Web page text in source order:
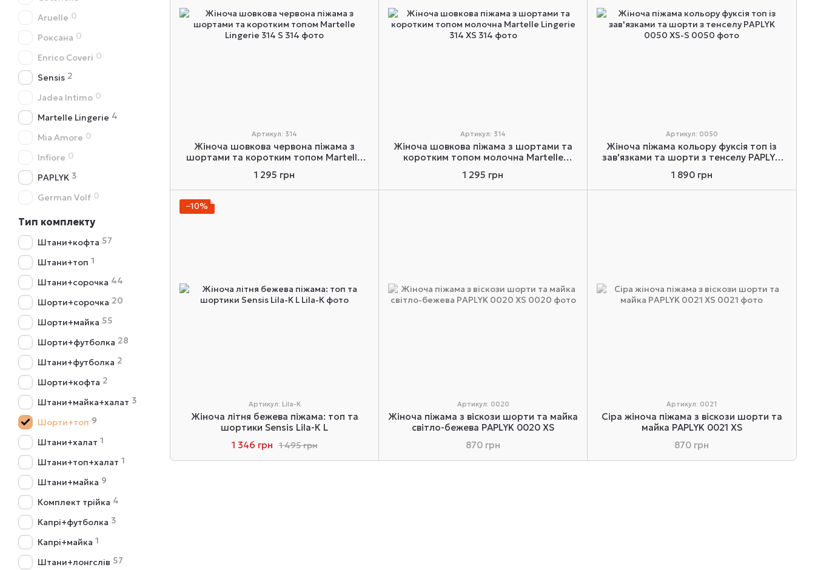
Артикул: 314
Жіноча шовкова червона піжама з
шортами та коротким топом Martelle
1 295 грн
Артикул: 314
Жіноча шовкова піжама з шортами та
коротким топом молочна Martelle
1 295 грн
Артикул: 0050
Жіноча піжама кольору фуксія топ із
зав'язками та шорти з тенселу PAPLYK
1 890 грн
−10%
Артикул: Lila-К
Жіноча літня бежева піжама: топ та
шортики Sensis Lila-К L
1 495 грн
1 346 грн
Артикул: 0020
Жіноча піжама з віскози шорти та майка
світло-бежева PAPLYK 0020 XS
870 грн
Артикул: 0021
Сіра жіноча піжама з віскози шорти та
майка PAPLYK 0021 XS
870 грн
Aruelle 0
Роксана 0
Enrico Coveri 0
Sensis 2
Jadea Intimo 0
Martelle Lingerie 4
Mia Amore 0
Infiore 0
PAPLYK 3
German Volf 0
Тип комплекту
Штани+кофта 57
Штани+топ 1
Штани+сорочка 44
Шорти+сорочка 20
Шорти+майка 55
Шорти+футболка 28
Штани+футболка 2
Шорти+кофта 2
Штани+майка+халат 3
Шорти+топ 9
Штани+халат 1
Штани+топ+халат 1
Штани+майка 9
Комплект трійка 4
Капрі+футболка 3
Капрі+майка 1
Штани+лонгслів 57